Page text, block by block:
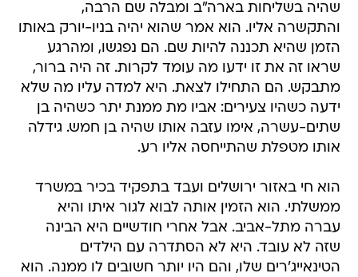
שהיה בשליחות בארה"ב ומבלה שם הרבה,
והתקשרה אליו. הוא אמר שהוא יהיה בניו-יורק באותו
הזמן שהיא תכננה להיות שם. הם נפגשו, ומהרגע
שראו זה את זו ידעו מה עומד לקרות. זה היה ברור,
מתבקש. הם התחילו לצאת. היא למדה עליו מה שלא
ידעה כשהיו צעירים: אביו מת ממנת יתר כשהיה בן
שתים-עשרה, אימו עזבה אותו שהיה בן חמש. גידלה
אותו מטפלת שהתייחסה אליו רע.
הוא חי באזור ירושלים ועבד בתפקיד בכיר במשרד
ממשלתי. הוא הזמין אותה לבוא לגור איתו והיא
עברה מתל-אביב. אבל אחרי חודשיים היא הבינה
שזה לא עובד. היא לא הסתדרה עם הילדים
הטינאייג'רים שלו, והם היו יותר חשובים לו ממנה. הוא